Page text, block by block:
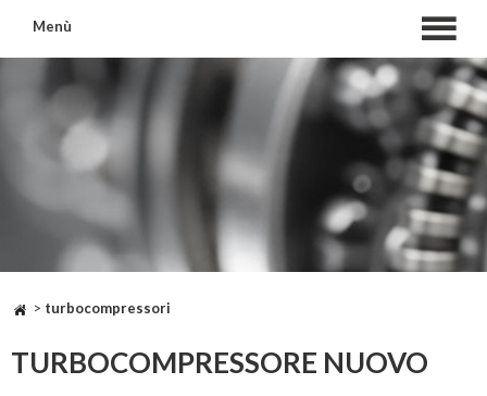
Menù
> turbocompressori
TURBOCOMPRESSORE NUOVO